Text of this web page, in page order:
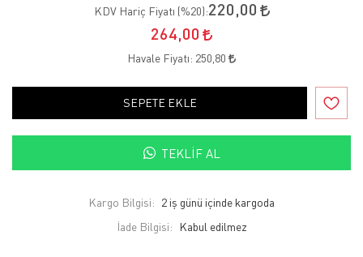
KDV Hariç Fiyatı (%20):220,00
264,00
Havale Fiyatı: 250,80
SEPETE EKLE
TEKLIF AL
Kargo Bilgisi: 2 iş günü içinde kargoda
İade Bilgisi: